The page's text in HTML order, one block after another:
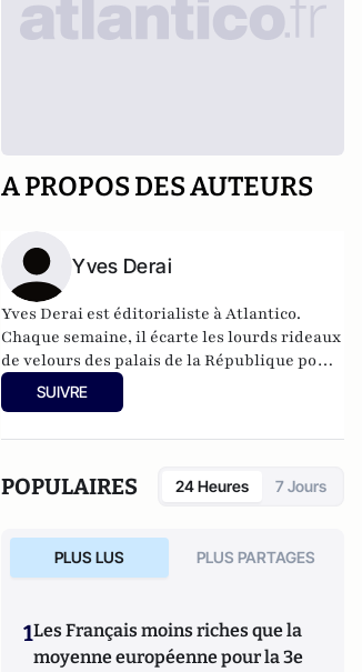
A PROPOS DES AUTEURS
Yves Derai
Yves Derai est éditorialiste à Atlantico.
Chaque semaine, il écarte les lourds rideaux
de velours des palais de la République pour
nous en révéler les secrets.
SUIVRE
POPULAIRES 24 Heures 7 Jours
PLUS LUS PLUS PARTAGES
1Les Français moins riches que la
moyenne européenne pour la 3e